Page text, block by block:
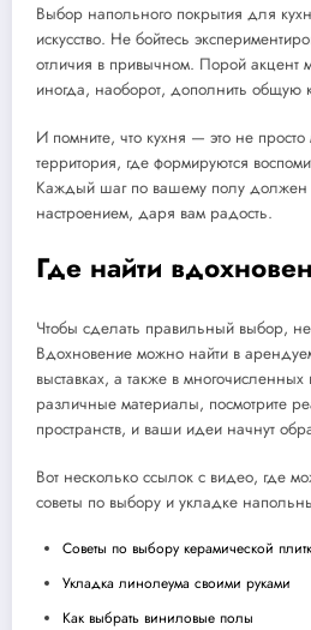
Выбор напольного покрытия для
искусство. Не бойтесь
отличия в привычном. Порой акцент
иногда, наоборот, дополнить общую
И помните, что кухня — это не просто
территория, где формируются
Каждый шаг по вашему полу должен
настроением, даря вам радость.
Где найти
Чтобы сделать правильный выбор, не
Вдохновение можно найти в
выставках, а также в
различные материалы, посмотрите
пространств, и ваши идеи начнут
Вот несколько ссылок с видео, где
советы по выбору и укладке
Советы по выбору керамической
Укладка линолеума своими руками
Как выбрать виниловые полы